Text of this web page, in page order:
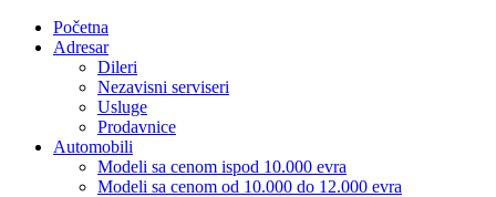
Početna
Adresar
Dileri
Nezavisni serviseri
Usluge
Prodavnice
Automobili
Modeli sa cenom ispod 10.000 evra
Modeli sa cenom od 10.000 do 12.000 evra